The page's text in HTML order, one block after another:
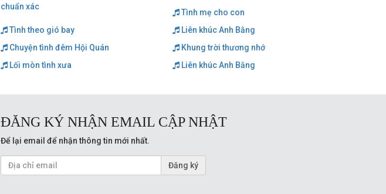
chuẩn xác
Tình mẹ cho con
Tình theo gió bay
Liên khúc Anh Bằng
Chuyện tình đêm Hội Quán
Khung trời thương nhớ
Lối mòn tình xưa
Liên khúc Anh Bằng
ĐĂNG KÝ NHẬN EMAIL CẬP NHẬT
Để lại email để nhận thông tin mới nhất.
Đăng ký